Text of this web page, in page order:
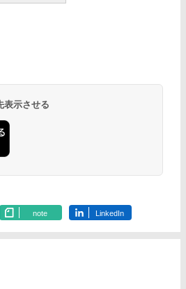
表示させる
note LinkedIn